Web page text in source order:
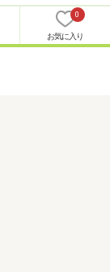
0
お気に入り